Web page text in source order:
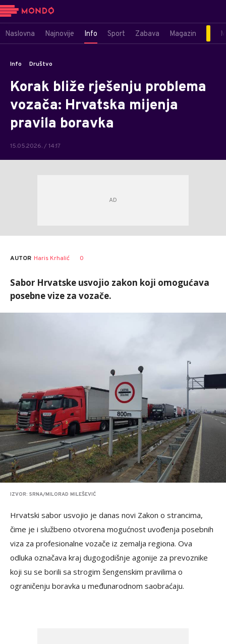
Naslovna Najnovije Info Sport Zabava Magazin
Info Društvo
Korak bliže rješenju problema
vozača: Hrvatska mijenja
pravila boravka
15.05.2026. / 14:17
AUTOR Haris Krhalić 0
Sabor Hrvatske usvojio zakon koji omogućava
posebne vize za vozače.
IZVOR: SRNA/MILORAD MILEŠEVIĆ
Hrvatski sabor usvojio je danas novi Zakon o strancima,
čime je i službeno otvorena mogućnost uvođenja posebnih
viza za profesionalne vozače iz zemalja regiona. Ova
odluka označava kraj dugogodišnje agonije za prevoznike
koji su se borili sa strogim šengenskim pravilima o
ograničenju boravka u međunarodnom saobraćaju.